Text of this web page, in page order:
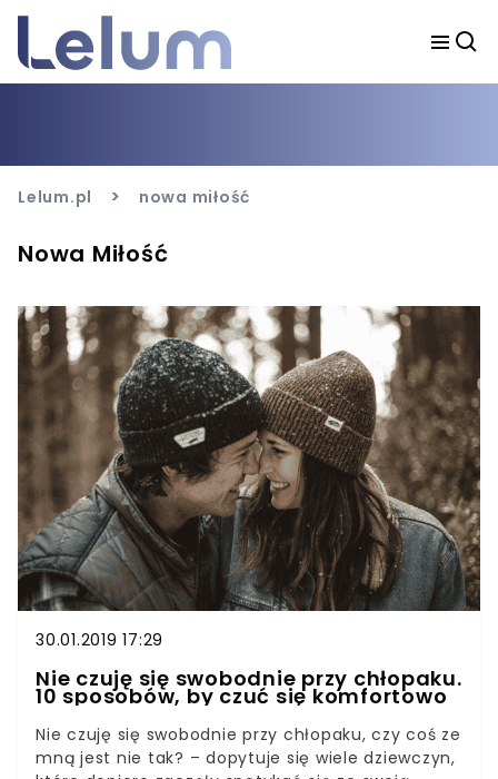
Lelum.pl > nowa miłość
Nowa Miłość
30.01.2019 17:29
Nie czuję się swobodnie przy chłopaku.
10 sposobów, by czuć się komfortowo
Nie czuję się swobodnie przy chłopaku, czy coś ze
mną jest nie tak? – dopytuje się wiele dziewczyn,